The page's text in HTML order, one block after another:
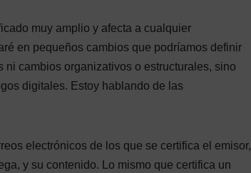
muy amplio y afecta a cualquier
en pequeños cambios que podríamos definir
cambios organizativos o estructurales, sino
digitales. Estoy hablando de las
electrónicos de los que se certifica el emisor,
y su contenido. Lo mismo que certifica un